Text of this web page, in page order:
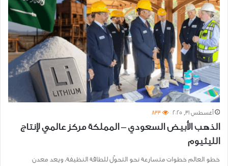
أغسطس 31, 2025 833
الذهب الأبيض السعودي – المملكة مركز عالمي لإنتاج
الليثيوم
خطو العالم خطوات متسارعة نحو التحوّل للطاقة النظيفة، ويعد معدن